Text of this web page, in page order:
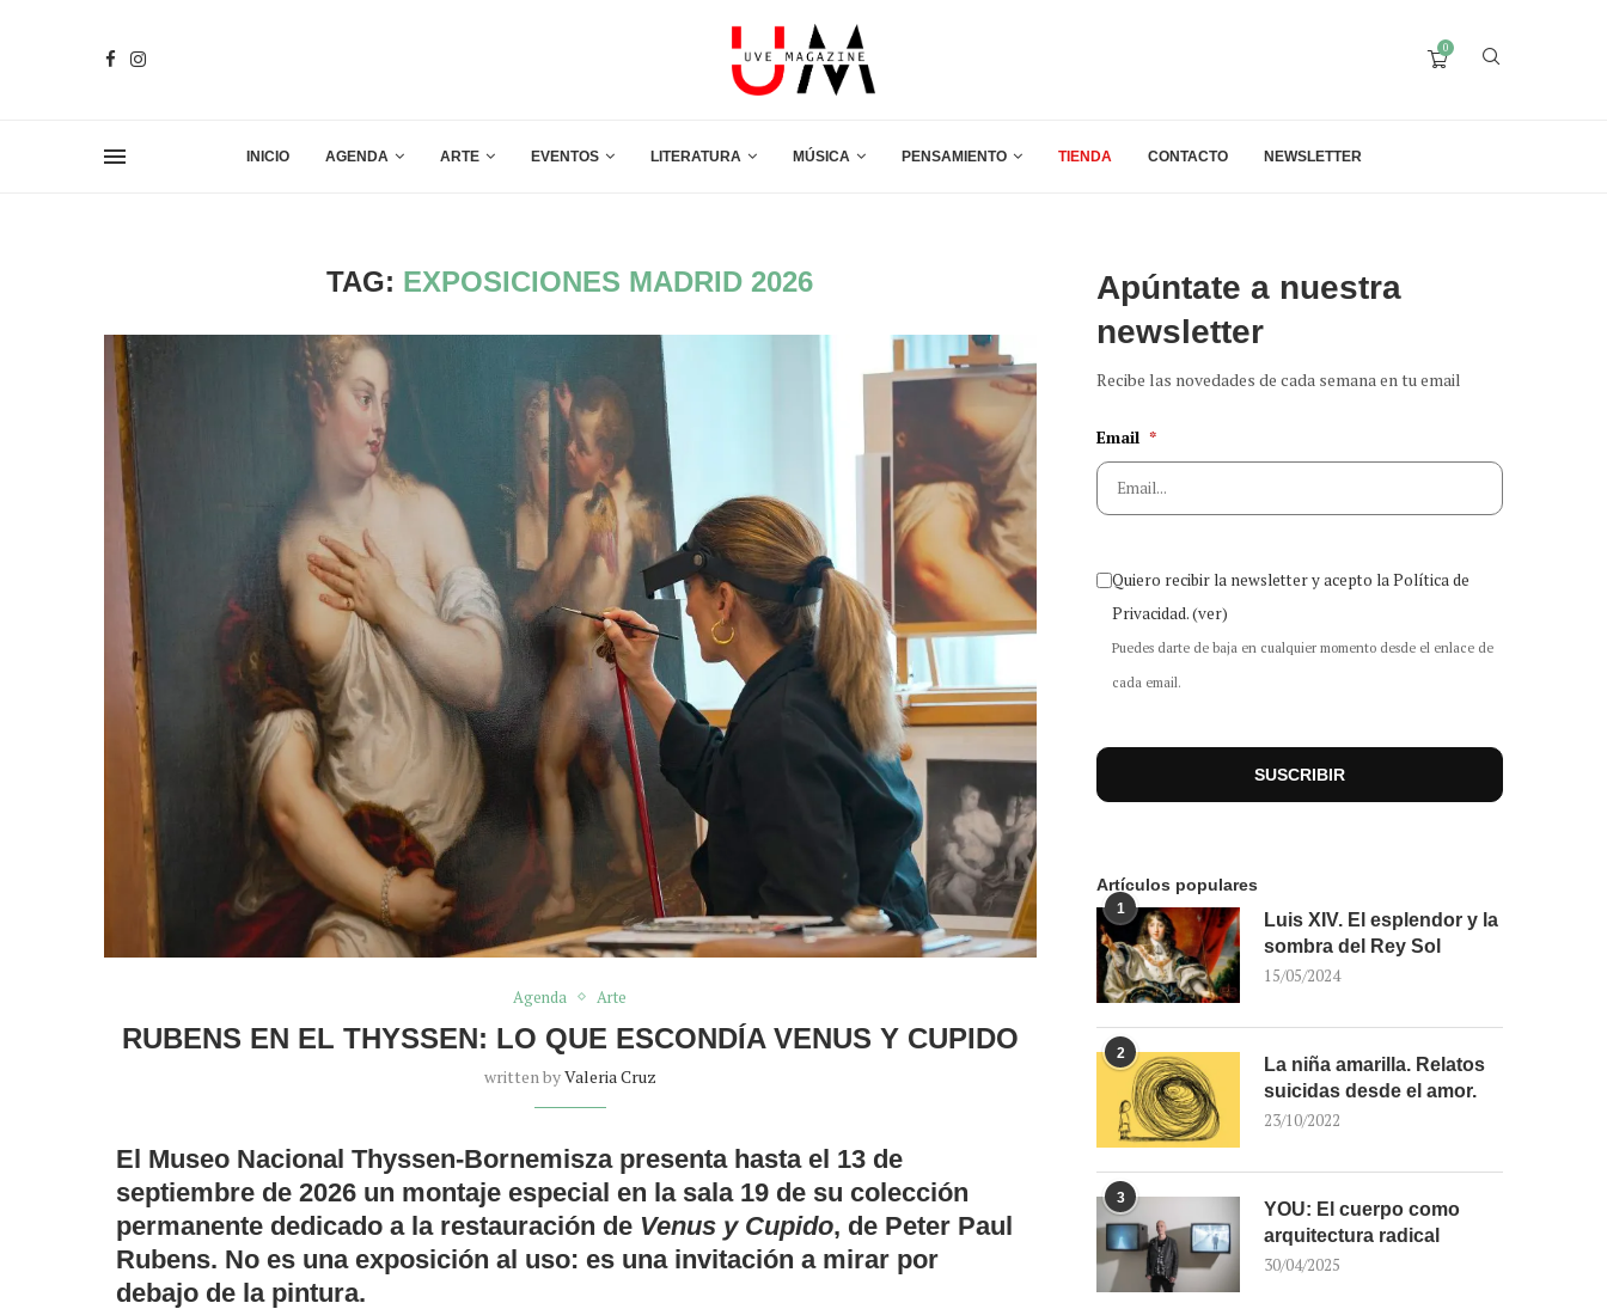
0
INICIO AGENDA ARTE EVENTOS LITERATURA MÚSICA PENSAMIENTO TIENDA CONTACTO NEWSLETTER
TAG: EXPOSICIONES MADRID 2026
Agenda Arte
RUBENS EN EL THYSSEN: LO QUE ESCONDÍA VENUS Y CUPIDO
written byValeria Cruz
El Museo Nacional Thyssen-Bornemisza presenta hasta el 13 de
septiembre de 2026 un montaje especial en la sala 19 de su colección
permanente dedicado a la restauración de Venus y Cupido, de Peter Paul
Rubens. No es una exposición al uso: es una invitación a mirar por
debajo de la pintura.
Apúntate a nuestra
newsletter
Recibe las novedades de cada semana en tu email
Email *
Quiero recibir la newsletter y acepto la Política de
Privacidad.(ver)
Puedes darte de baja en cualquier momento desde el enlace de
cada email.
Artículos populares
1
Luis XIV. El esplendor y la
sombra del Rey Sol
15/05/2024
2
La niña amarilla. Relatos
suicidas desde el amor.
23/10/2022
3
YOU: El cuerpo como
arquitectura radical
30/04/2025